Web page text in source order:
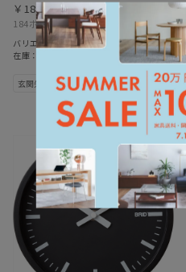
184ポイント（1％）
￥18,480
バリエーション：あり
在庫：○